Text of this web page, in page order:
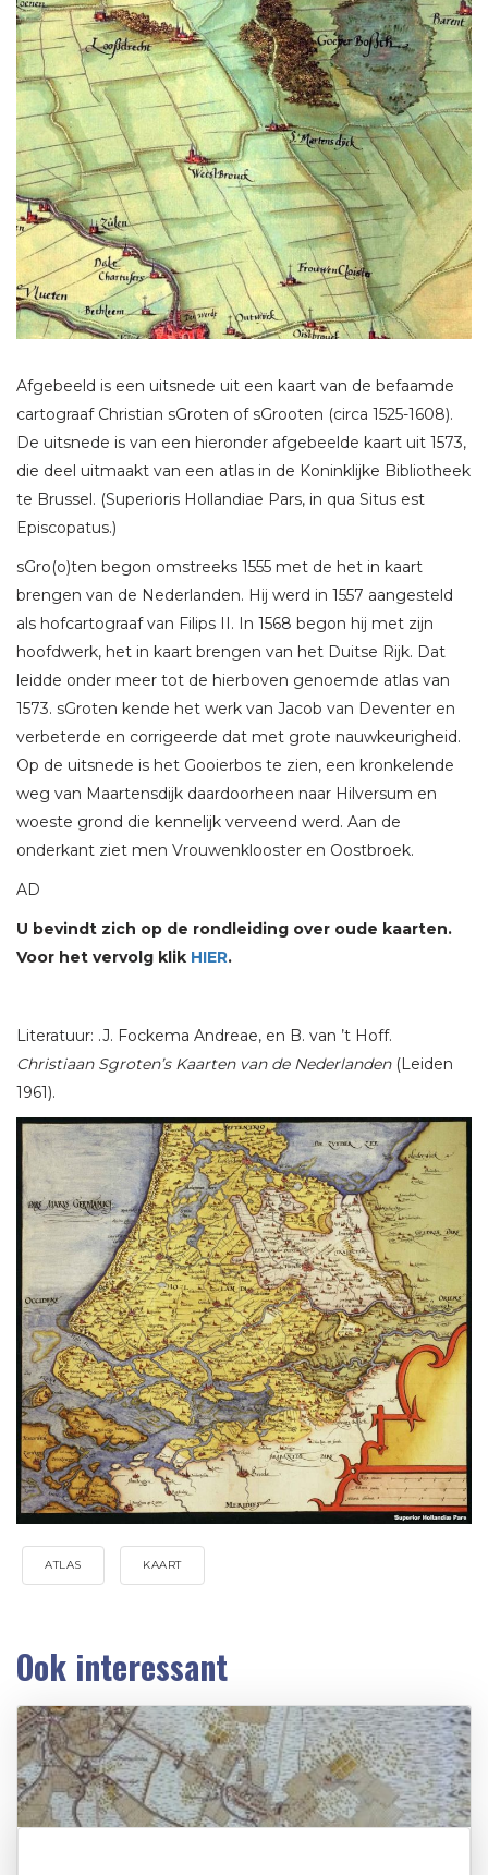
Afgebeeld is een uitsnede uit een kaart van de befaamde
cartograaf Christian sGroten of sGrooten (circa 1525-1608).
De uitsnede is van een hieronder afgebeelde kaart uit 1573,
die deel uitmaakt van een atlas in de Koninklijke Bibliotheek
te Brussel. (Superioris Hollandiae Pars, in qua Situs est
Episcopatus.)
sGro(o)ten begon omstreeks 1555 met de het in kaart
brengen van de Nederlanden. Hij werd in 1557 aangesteld
als hofcartograaf van Filips II. In 1568 begon hij met zijn
hoofdwerk, het in kaart brengen van het Duitse Rijk. Dat
leidde onder meer tot de hierboven genoemde atlas van
1573. sGroten kende het werk van Jacob van Deventer en
verbeterde en corrigeerde dat met grote nauwkeurigheid.
Op de uitsnede is het Gooierbos te zien, een kronkelende
weg van Maartensdijk daardoorheen naar Hilversum en
woeste grond die kennelijk verveend werd. Aan de
onderkant ziet men Vrouwenklooster en Oostbroek.
AD
U bevindt zich op de rondleiding over oude kaarten.
Voor het vervolg klik HIER.
Literatuur: .J. Fockema Andreae, en B. van ’t Hoff.
Christiaan Sgroten’s Kaarten van de Nederlanden(Leiden
1961).
ATLAS KAART
Ook interessant